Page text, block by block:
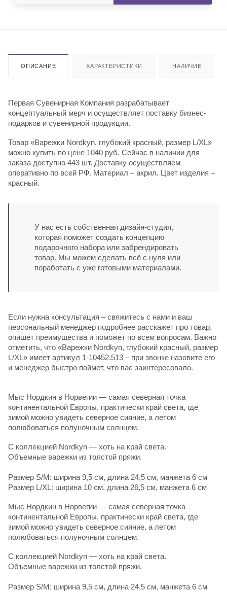
ОПИСАНИЕ ХАРАКТЕРИСТИКИ НАЛИЧИЕ
Первая Сувенирная Компания разрабатывает
концептуальный мерч и осуществляет поставку бизнес-
подарков и сувенирной продукции.
Товар «Варежки Nordkyn, глубокий красный, размер L/XL»
можно купить по цене 1040 руб. Сейчас в наличии для
заказа доступно 443 шт. Доставку осуществляем
оперативно по всей РФ. Материал – акрил. Цвет изделия –
красный.
У нас есть собственная дизайн-студия,
которая поможет создать концепцию
подарочного набора или забрендировать
товар. Мы можем сделать всё с нуля или
поработать с уже готовыми материалами.
Если нужна консультация – свяжитесь с нами и ваш
персональный менеджер подробнее расскажет про товар,
опишет преимущества и поможет по всем вопросам. Важно
отметить, что «Варежки Nordkyn, глубокий красный, размер
L/XL» имеет артикул 1-10452.513 – при звонке назовите его
и менеджер быстро поймет, что вас заинтересовало.
Мыс Нордкин в Норвегии — самая северная точка
континентальной Европы, практически край света, где
зимой можно увидеть северное сияние, а летом
полюбоваться полуночным солнцем.
С коллекцией Nordkyn — хоть на край света.
Объемные варежки из толстой пряжи.
Размер S/M: ширина 9,5 см, длина 24,5 см, манжета 6 см
Pазмер L/XL: ширина 10 см, длина 26,5 см, манжета 6 см
Мыс Нордкин в Норвегии — самая северная точка
континентальной Европы, практически край света, где
зимой можно увидеть северное сияние, а летом
полюбоваться полуночным солнцем.
С коллекцией Nordkyn — хоть на край света.
Объемные варежки из толстой пряжи.
Размер S/M: ширина 9,5 см, длина 24,5 см, манжета 6 см